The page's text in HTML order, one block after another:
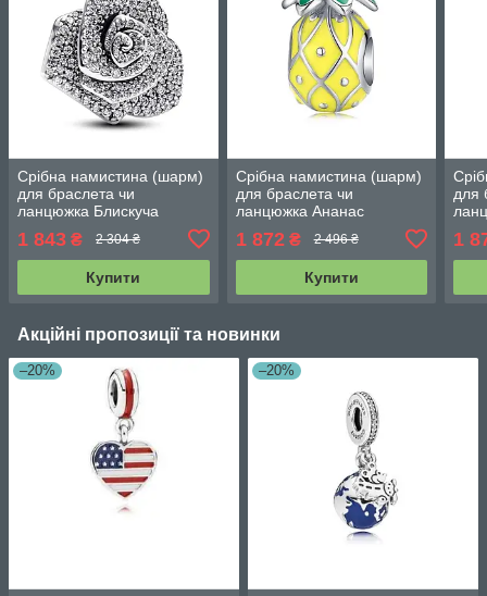
Срібна намистина (шарм)
для браслета чи
ланцюжка Блискуча
1 843 ₴ 2 304 ₴
Купити
Срібна намистина (шарм)
для браслета чи
ланцюжка Ананас
1 872₴ 2 496 ₴
Купити
для
1
Акційні пропозиції та новинки
–20% –20%